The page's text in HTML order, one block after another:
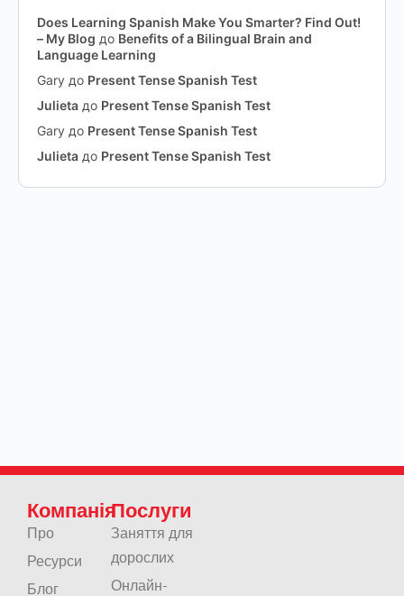
Does Learning Spanish Make You Smarter? Find Out!
– My Blog до Benefits of a Bilingual Brain and
Language Learning
Gary до Present Tense Spanish Test
Julieta до Present Tense Spanish Test
Gary до Present Tense Spanish Test
Julieta до Present Tense Spanish Test
Компанія
Про
Ресурси
Блог
Послуги
Заняття для
дорослих
Онлайн-